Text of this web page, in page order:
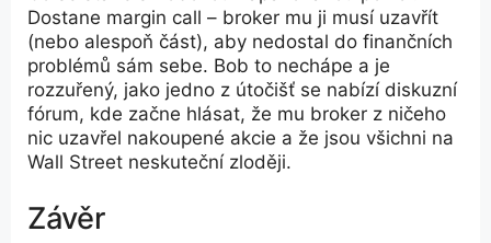
Dostane margin call – broker mu ji musí uzavřít
(nebo alespoň část), aby nedostal do finančních
problémů sám sebe. Bob to nechápe a je
rozzuřený, jako jedno z útočišť se nabízí diskuzní
fórum, kde začne hlásat, že mu broker z ničeho
nic uzavřel nakoupené akcie a že jsou všichni na
Wall Street neskuteční zloději.
Závěr